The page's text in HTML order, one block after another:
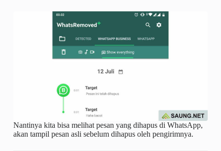
Nantinya kita bisa melihat pesan yang dihapus di WhatsApp,
akan tampil pesan asli sebelum dihapus oleh pengirimnya.